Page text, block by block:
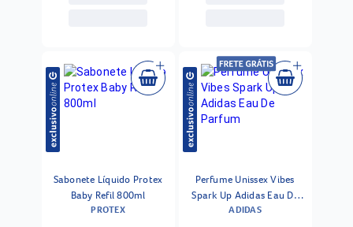
Sabonete Líquido Protex
Baby Refil 800ml
PROTEX
Perfume Unissex Vibes
Spark Up Adidas Eau De
Parfum
ADIDAS